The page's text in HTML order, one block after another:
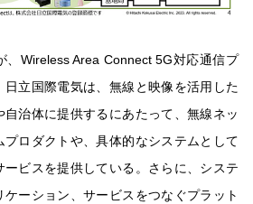
、Wireless Area Connect 5G対応通信プ
立国際電気は、無線と映像を活用した
自治体に提供するにあたって、無線ネッ
プロダクトや、具体的なシステムとして
ビスを提供している。さらに、システ
ーション、サービスをつなぐプラット